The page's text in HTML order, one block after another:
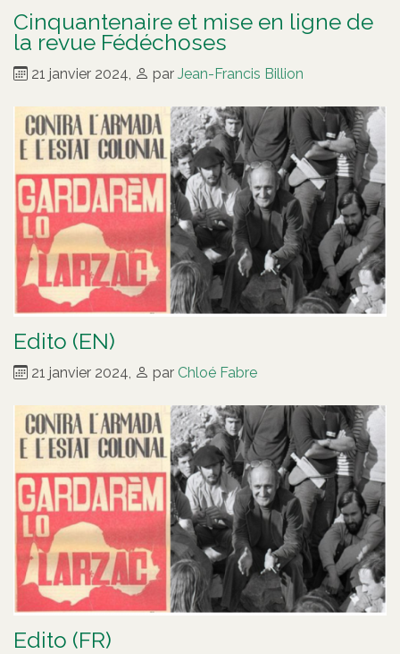
Cinquantenaire et mise en ligne de
la revue Fédéchoses
21 janvier 2024 par Jean-Francis Billion
Edito (EN)
21 janvier 2024 par Chloé Fabre
Edito (FR)